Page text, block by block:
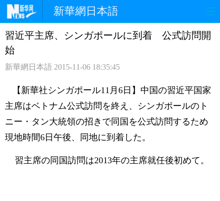
新華網日本語
ホームページ 政治 経済
観光 評論 写真
中日対訳
習近平主席、シンガポールに到着 公式訪問開
始
新華網日本語 2015-11-06 18:35:45
【新華社シンガポール11月6日】中国の習近平国家
主席はベトナム公式訪問を終え、シンガポールのト
ニー・タン大統領の招きで同国を公式訪問するため
現地時間6日午後、同地に到着した。
習主席の同国訪問は2013年の主席就任後初めて。